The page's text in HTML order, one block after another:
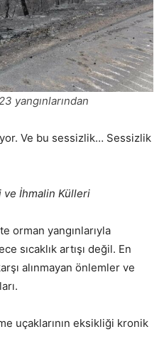
yangınlarından
Ve bu sessizlik… Sessizlik
ve İhmalin Külleri
orman yangınlarıyla
sıcaklık artışı değil. En
alınmayan önlemler ve
eksikliği kronik